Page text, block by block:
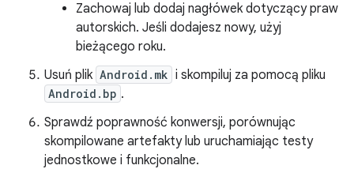
Zachowaj lub dodaj nagłówek dotyczący praw
autorskich. Jeśli dodajesz nowy, użyj
bieżącego roku.
Usuń plik Android.mk i skompiluj za pomocą pliku
Android.bp .
Sprawdź poprawność konwersji, porównując
skompilowane artefakty lub uruchamiając testy
jednostkowe i funkcjonalne.